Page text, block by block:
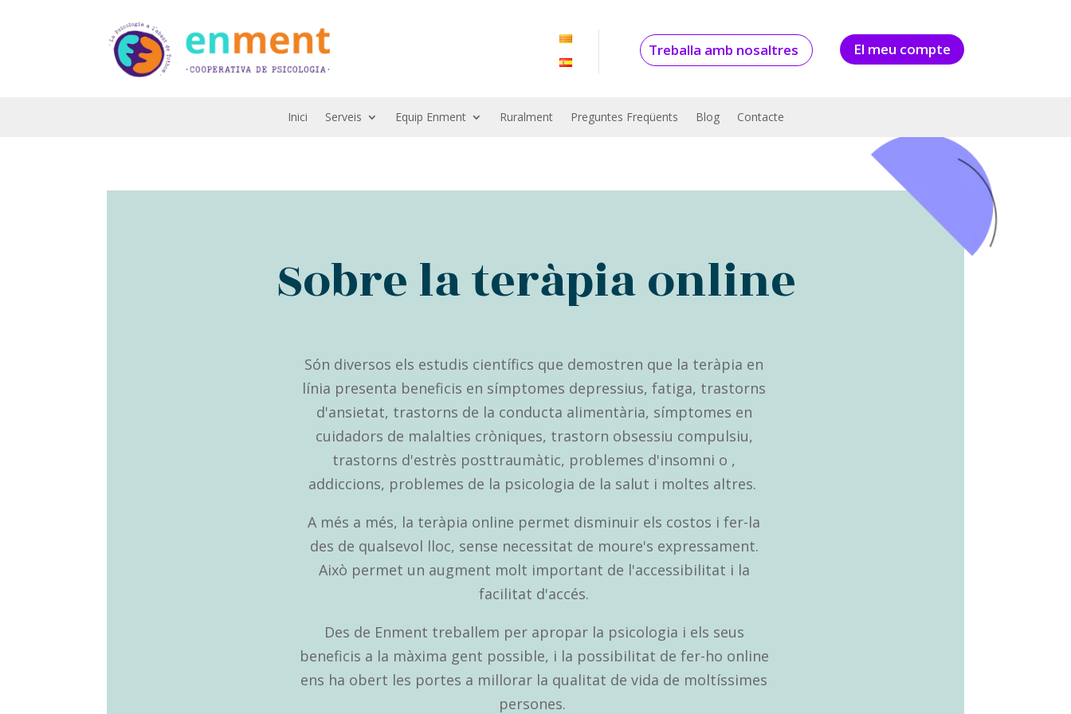
Treballa amb nosaltres El meu compte
Inici Serveis Equip Enment Ruralment Preguntes Freqüents Blog Contacte
Sobre la teràpia online
Són diversos els estudis científics que demostren que la teràpia en
línia presenta beneficis en símptomes depressius, fatiga, trastorns
d'ansietat, trastorns de la conducta alimentària, símptomes en
cuidadors de malalties cròniques, trastorn obsessiu compulsiu,
trastorns d'estrès posttraumàtic, problemes d'insomni o ,
addiccions, problemes de la psicologia de la salut i moltes altres.
A més a més, la teràpia online permet disminuir els costos i fer-la
des de qualsevol lloc, sense necessitat de moure's expressament.
Això permet un augment molt important de l'accessibilitat i la
facilitat d'accés.​
Des de Enment treballem per apropar la psicologia i els seus
beneficis a la màxima gent possible, i la possibilitat de fer-ho online
ens ha obert les portes a millorar la qualitat de vida de moltíssimes
persones.